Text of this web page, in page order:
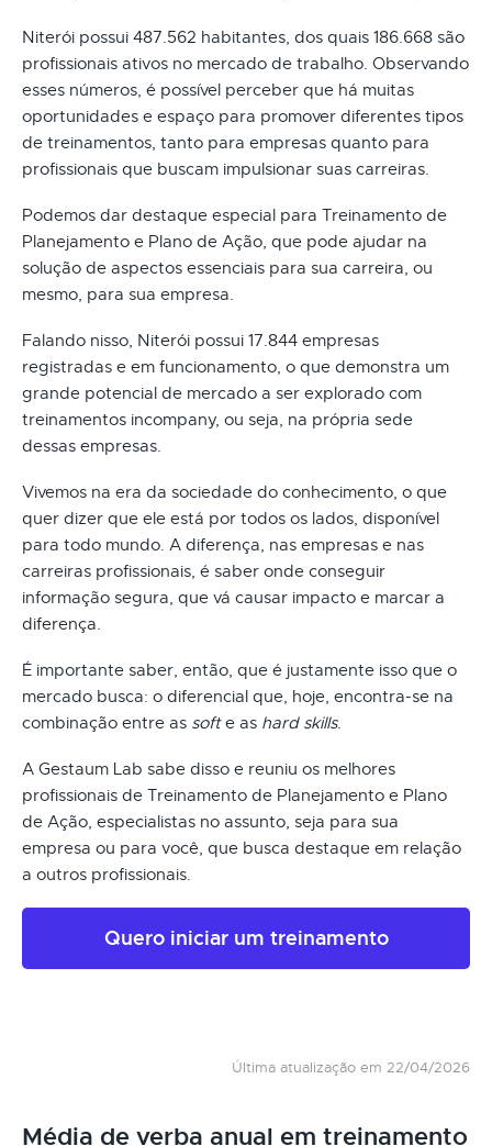
Niterói possui 487.562 habitantes, dos quais 186.668 são
profissionais ativos no mercado de trabalho. Observando
esses números, é possível perceber que há muitas
oportunidades e espaço para promover diferentes tipos
de treinamentos, tanto para empresas quanto para
profissionais que buscam impulsionar suas carreiras.
Podemos dar destaque especial para Treinamento de
Planejamento e Plano de Ação, que pode ajudar na
solução de aspectos essenciais para sua carreira, ou
mesmo, para sua empresa.
Falando nisso, Niterói possui 17.844 empresas
registradas e em funcionamento, o que demonstra um
grande potencial de mercado a ser explorado com
treinamentos incompany, ou seja, na própria sede
dessas empresas.
Vivemos na era da sociedade do conhecimento, o que
quer dizer que ele está por todos os lados, disponível
para todo mundo. A diferença, nas empresas e nas
carreiras profissionais, é saber onde conseguir
informação segura, que vá causar impacto e marcar a
diferença.
É importante saber, então, que é justamente isso que o
mercado busca: o diferencial que, hoje, encontra-se na
combinação entre as softe as hard skills.
A Gestaum Lab sabe disso e reuniu os melhores
profissionais de Treinamento de Planejamento e Plano
de Ação, especialistas no assunto, seja para sua
empresa ou para você, que busca destaque em relação
a outros profissionais.
Quero iniciar um treinamento
Última atualização em 22/04/2026
Média de verba anual em treinamento